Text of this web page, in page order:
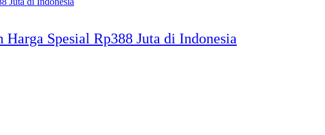
Spesial Rp388 Juta di Indonesia